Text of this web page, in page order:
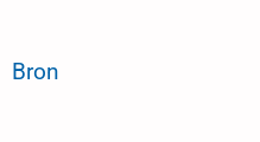
Bron